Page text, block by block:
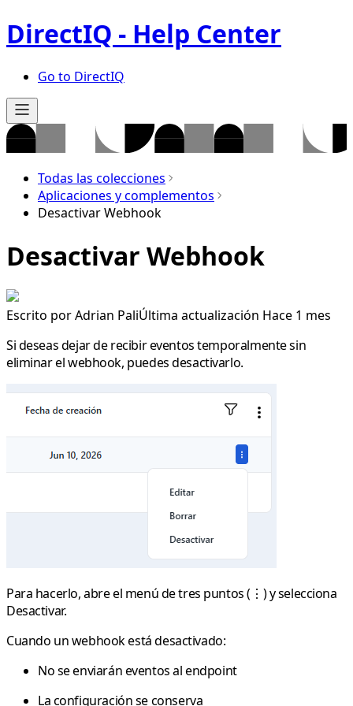
DirectIQ - Help Center
Go to DirectIQ
Todas las colecciones
Aplicaciones y complementos
Desactivar Webhook
Desactivar Webhook
Escrito porAdrian PaliÚltima actualización Hace 1 mes
Si deseas dejar de recibir eventos temporalmente sin
eliminar el webhook, puedesdesactivarlo.
Para hacerlo, abre el menú de tres puntos (⋮)y selecciona
Desactivar.
Cuando un webhook está desactivado:
No se enviarán eventos al endpoint
La configuración se conserva